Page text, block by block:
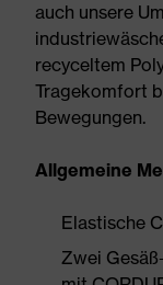
auch unsere
recyceltem
Tragekomfort
Bewegungen.
Allgemeine
Elastische
Zwei